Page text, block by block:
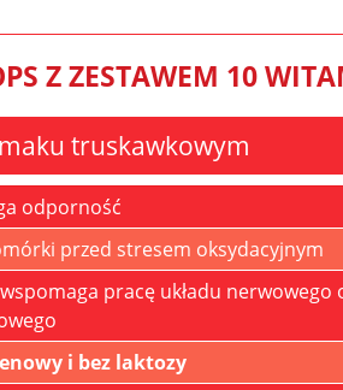
Z ZESTAWEM 10
truskawkowym
odporność
przed stresem oksydacyjnym
pracę układu nerwowego
i bez laktozy